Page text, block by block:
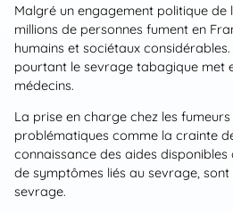
Malgré un engagement politique de
millions de personnes fument en
humains et sociétaux considérables.
pourtant le sevrage tabagique met
médecins.
La prise en charge chez les
problématiques comme la crainte
connaissance des aides
de symptômes liés au sevrage,
sevrage.